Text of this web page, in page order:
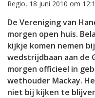
Inklappen
Regio, 18 juni 2010 om
De Vereniging van
morgen open huis.
kijkje komen nemen
wedstrijdbaan aan de
morgen officieel in
wethouder Mackay.
niet bij kijken te